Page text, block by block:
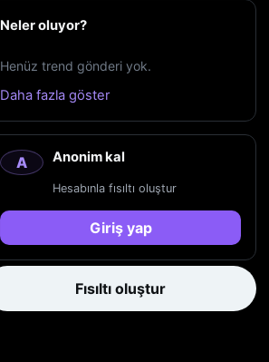
Neler oluyor?
Henüz trend gönderi yok.
Daha fazla göster
A Anonim kal
Hesabınla fısıltı oluştur
Giriş yap
Fısıltı oluştur